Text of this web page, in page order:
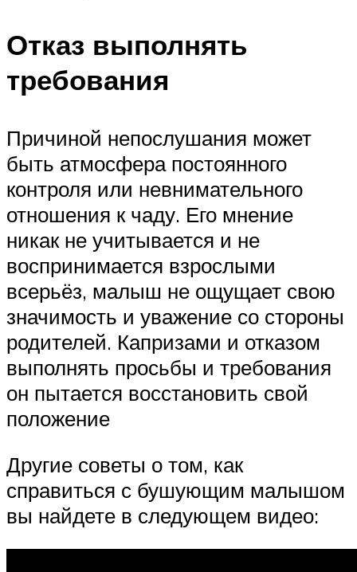
Отказ выполнять
требования
Причиной непослушания может
быть атмосфера постоянного
контроля или невнимательного
отношения к чаду. Его мнение
никак не учитывается и не
воспринимается взрослыми
всерьёз, малыш не ощущает свою
значимость и уважение со стороны
родителей. Капризами и отказом
выполнять просьбы и требования
он пытается восстановить свой
положение
Другие советы о том, как
справиться с бушующим малышом
вы найдете в следующем видео: